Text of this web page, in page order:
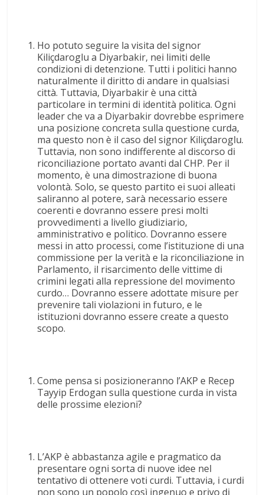
Ho potuto seguire la visita del signor
Kiliçdaroglu a Diyarbakir, nei limiti delle
condizioni di detenzione. Tutti i politici hanno
naturalmente il diritto di andare in qualsiasi
città. Tuttavia, Diyarbakir è una città
particolare in termini di identità politica. Ogni
leader che va a Diyarbakir dovrebbe esprimere
una posizione concreta sulla questione curda,
ma questo non è il caso del signor Kiliçdaroglu.
Tuttavia, non sono indifferente al discorso di
riconciliazione portato avanti dal CHP. Per il
momento, è una dimostrazione di buona
volontà. Solo, se questo partito ei suoi alleati
saliranno al potere, sarà necessario essere
coerenti e dovranno essere presi molti
provvedimenti a livello giudiziario,
amministrativo e politico. Dovranno essere
messi in atto processi, come l’istituzione di una
commissione per la verità e la riconciliazione in
Parlamento, il risarcimento delle vittime di
crimini legati alla repressione del movimento
curdo… Dovranno essere adottate misure per
prevenire tali violazioni in futuro, e le
istituzioni dovranno essere create a questo
scopo.
Come pensa si posizioneranno l’AKP e Recep
Tayyip Erdogan sulla questione curda in vista
delle prossime elezioni?
L’AKP è abbastanza agile e pragmatico da
presentare ogni sorta di nuove idee nel
tentativo di ottenere voti curdi. Tuttavia, i curdi
non sono un popolo così ingenuo e privo di